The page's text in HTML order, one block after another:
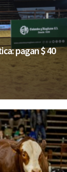
pagan $ 40